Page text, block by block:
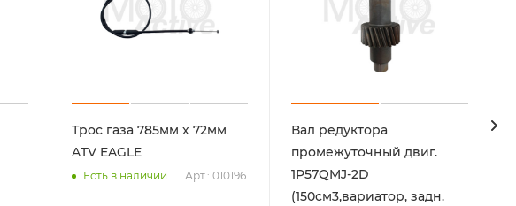
Трос газа 785мм х 72мм
ATV EAGLE
Есть в наличии Арт.: 010196
Вал редуктора
промежуточный двиг.
1P57QMJ-2D
(150см3,вариатор, задн.